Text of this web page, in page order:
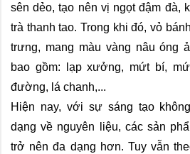
sên dẻo, tạo nên vị ngọt đậm đà,
trà thanh tao. Trong khi đó, vỏ
trưng, mang màu vàng nâu óng
bao gồm: lạp xưởng, mứt bí,
đường, lá chanh,...
Hiện nay, với sự sáng tạo
dạng về nguyên liệu, các sản
trở nên đa dạng hơn. Tuy vẫn